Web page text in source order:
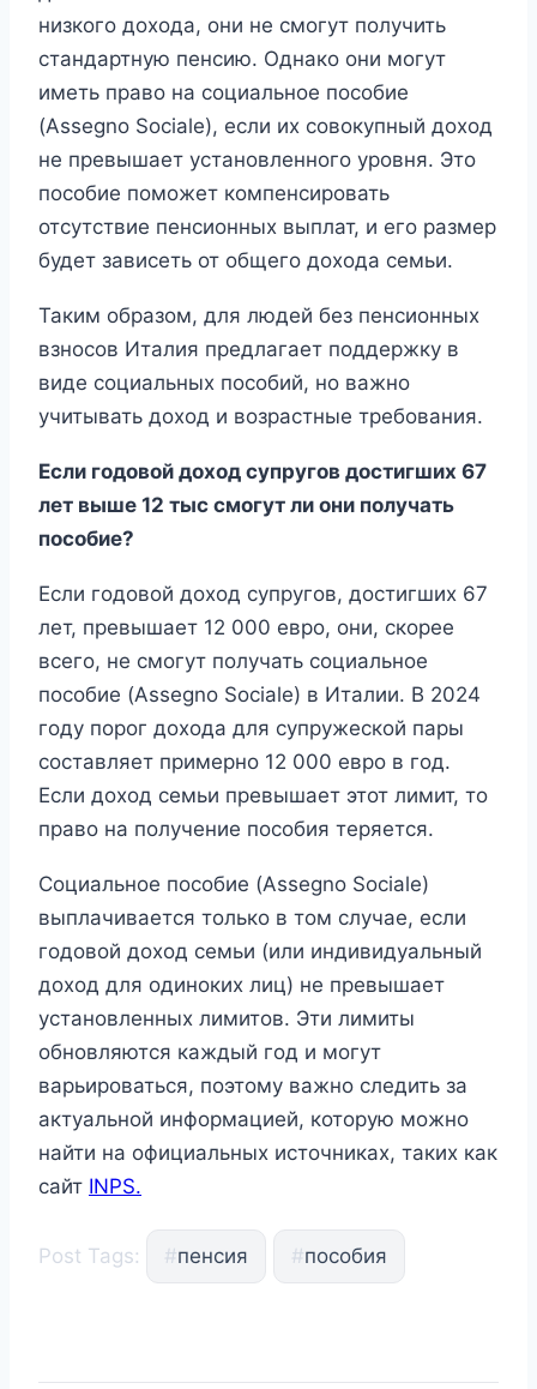
низкого дохода, они не смогут получить
стандартную пенсию. Однако они могут
иметь право на социальное пособие
(Assegno Sociale), если их совокупный доход
не превышает установленного уровня. Это
пособие поможет компенсировать
отсутствие пенсионных выплат, и его размер
будет зависеть от общего дохода семьи.
Таким образом, для людей без пенсионных
взносов Италия предлагает поддержку в
виде социальных пособий, но важно
учитывать доход и возрастные требования.
Если годовой доход супругов достигших 67
лет выше 12 тыс смогут ли они получать
пособие?
Если годовой доход супругов, достигших 67
лет, превышает 12 000 евро, они, скорее
всего, не смогут получать социальное
пособие (Assegno Sociale) в Италии. В 2024
году порог дохода для супружеской пары
составляет примерно 12 000 евро в год.
Если доход семьи превышает этот лимит, то
право на получение пособия теряется.
Социальное пособие (Assegno Sociale)
выплачивается только в том случае, если
годовой доход семьи (или индивидуальный
доход для одиноких лиц) не превышает
установленных лимитов. Эти лимиты
обновляются каждый год и могут
варьироваться, поэтому важно следить за
актуальной информацией, которую можно
найти на официальных источниках, таких как
сайт INPS.
Post Tags: #пенсия #пособия